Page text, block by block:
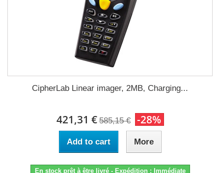
CipherLab Linear imager, 2MB, Charging...
421,31 € 585,15 € -28%
Add to cart More
En stock prêt à être livré - Expédition : Immédiate